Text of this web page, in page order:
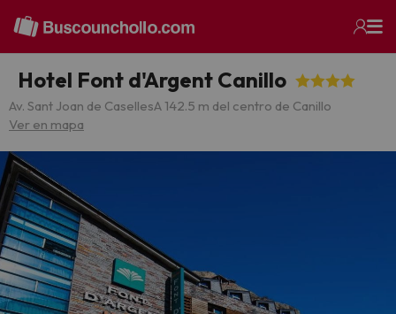
Hotel Font d'Argent Canillo
Av. Sant Joan de CasellesA 142.5 m del centro de Canillo
Ver en mapa